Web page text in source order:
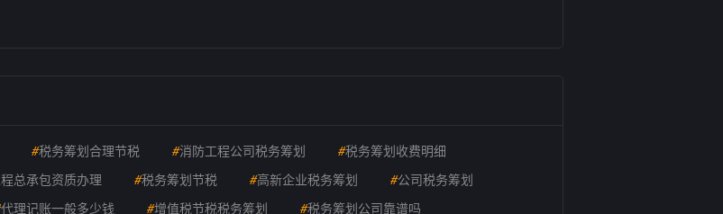
#税务筹划合理节税 #消防工程公司税务筹划 #税务筹划收费明细
总承包资质办理 #税务筹划节税 #高新企业税务筹划 #公司税务筹划
代理记账一般多少钱 #增值税节税税务筹划 #税务筹划公司靠谱吗